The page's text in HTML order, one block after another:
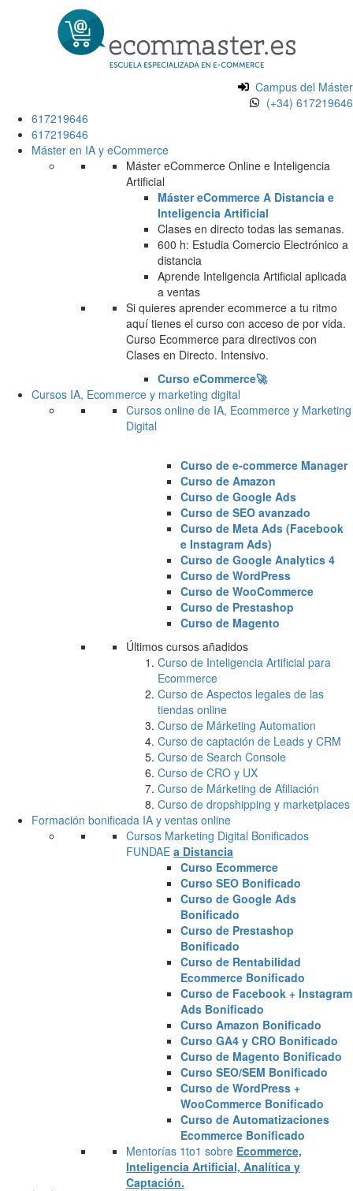
Campus del Máster
(+34) 617219646
617219646
617219646
Máster en IA y eCommerce
Máster eCommerce Online e Inteligencia
Artificial
Máster eCommerce A Distancia e
Inteligencia Artificial
Clases en directo todas las semanas.
600 h: Estudia Comercio Electrónico a
distancia
Aprende Inteligencia Artificial aplicada
a ventas
Si quieres aprender ecommerce a tu ritmo
aquí tienes el curso con acceso de por vida.
Curso Ecommerce para directivos con
Clases en Directo. Intensivo.
Curso eCommerce🚀
Cursos IA, Ecommerce y marketing digital
Cursos online de IA, Ecommerce y Marketing
Digital
Curso de e-commerce Manager
Curso de Amazon
Curso de Google Ads
Curso de SEO avanzado
Curso de Meta Ads (Facebook
e Instagram Ads)
Curso de Google Analytics 4
Curso de WordPress
Curso de WooCommerce
Curso de Prestashop
Curso de Magento
Últimos cursos añadidos
Curso de Inteligencia Artificial para
Ecommerce
Curso de Aspectos legales de las
tiendas online
Curso de Márketing Automation
Curso de captación de Leads y CRM
Curso de Search Console
Curso de CRO y UX
Curso de Márketing de Afiliación
Curso de dropshipping y marketplaces
Formación bonificada IA y ventas online
Cursos Marketing Digital Bonificados
FUNDAE a Distancia
Curso Ecommerce
Curso SEO Bonificado
Curso de Google Ads
Bonificado
Curso de Prestashop
Bonificado
Curso de Rentabilidad
Ecommerce Bonificado
Curso de Facebook + Instagram
Ads Bonificado
Curso Amazon Bonificado
Curso GA4 y CRO Bonificado
Curso de Magento Bonificado
Curso SEO/SEM Bonificado
Curso de WordPress +
WooCommerce Bonificado
Curso de Automatizaciones
Ecommerce Bonificado
Mentorías 1to1 sobre Ecommerce,
Inteligencia Artificial, Analítica y
Captación.